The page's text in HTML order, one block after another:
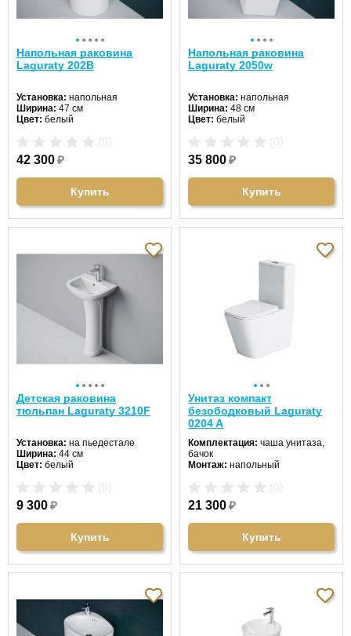
Напольная раковина
Laguraty 202B
Установка: напольная
Ширина: 47 см
Цвет: белый
42 300₽
Купить
Напольная раковина
Laguraty 2050w
Установка: напольная
Ширина: 48 см
Цвет: белый
35 800₽
Купить
Детская раковина
тюльпан Laguraty 3210F
Установка: на пьедестале
Ширина: 44 см
Цвет: белый
9 300₽
Купить
Унитаз компакт
безободковый Laguraty
0204 A
Комплектация: чаша унитаза,
бачок
Монтаж: напольный
Цвет унитаза:
Длина:64 см
82 см
21 300₽
Купить